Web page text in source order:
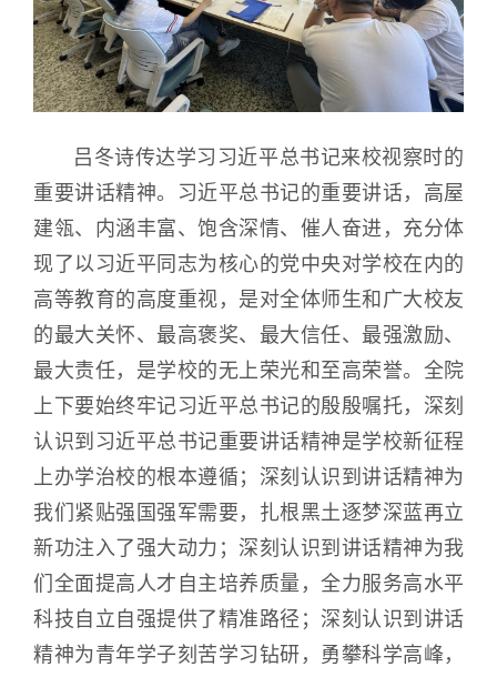
吕冬诗传达学习习近平总书记来校视察时的
重要讲话精神。习近平总书记的重要讲话，高屋
建瓴、内涵丰富、饱含深情、催人奋进，充分体
现了以习近平同志为核心的党中央对学校在内的
高等教育的高度重视，是对全体师生和广大校友
的最大关怀、最高褒奖、最大信任、最强激励、
最大责任，是学校的无上荣光和至高荣誉。全院
上下要始终牢记习近平总书记的殷殷嘱托，深刻
认识到习近平总书记重要讲话精神是学校新征程
上办学治校的根本遵循；深刻认识到讲话精神为
我们紧贴强国强军需要，扎根黑土逐梦深蓝再立
新功注入了强大动力；深刻认识到讲话精神为我
们全面提高人才自主培养质量，全力服务高水平
科技自立自强提供了精准路径；深刻认识到讲话
精神为青年学子刻苦学习钻研，勇攀科学高峰，